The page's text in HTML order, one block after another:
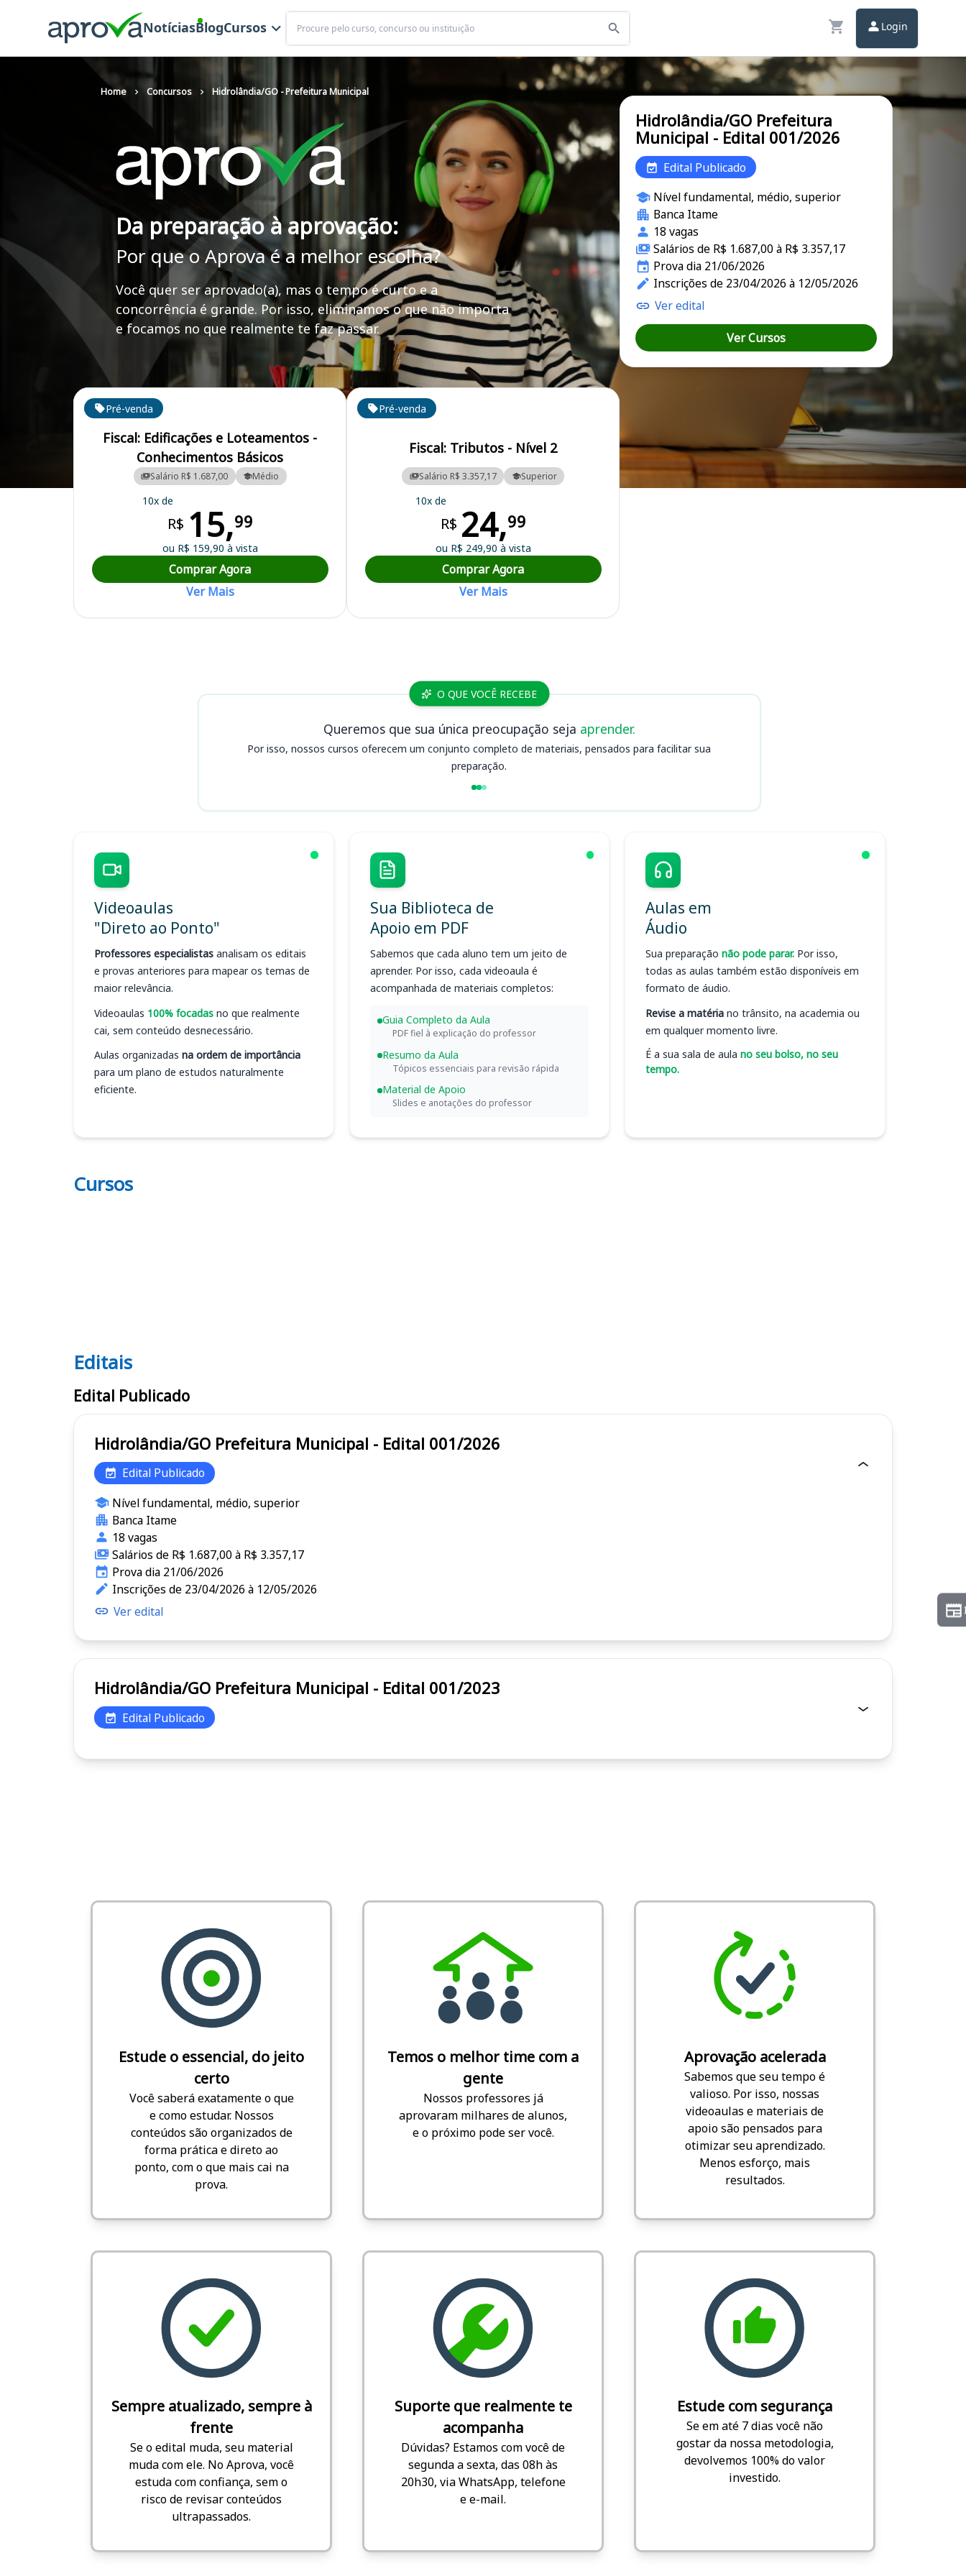
NotíciasBlogCursos
Buscar
Login
Home Concursos Hidrolândia/GO - Prefeitura Municipal
Da preparação à aprovação:
Por que o Aprova é a melhor escolha?
Você quer ser aprovado(a), mas o tempo é curto e a
concorrência é grande. Por isso, eliminamos o que não importa
e focamos no que realmente te faz passar.
Curso Preparatório para o Concurso Hidrolândia/GO - Prefeitura Municipal
Cursos em destaque para passar no concurso
Pré-venda
Fiscal: Edificações e Loteamentos -
Conhecimentos Básicos
Salário R$ 1.687,00 Médio
10x de
R$ 15,99
ou R$ 159,90 à vista
Comprar Agora
Ver Mais
Pré-venda
Fiscal: Tributos - Nível 2
Salário R$ 3.357,17 Superior
10x de
R$ 24,99
ou R$ 249,90 à vista
Comprar Agora
Ver Mais
Hidrolândia/GO Prefeitura
Municipal - Edital 001/2026
Edital Publicado
Nível fundamental, médio, superior
Banca Itame
18 vagas
Salários de R$ 1.687,00 à R$ 3.357,17
Prova dia 21/06/2026
Inscrições de 23/04/2026 à 12/05/2026
Ver edital
Ver Cursos
O QUE VOCÊ RECEBE
Queremos que sua única preocupação seja aprender.
Por isso, nossos cursos oferecem um conjunto completo de materiais, pensados para facilitar sua
preparação.
Videoaulas
"Direto ao Ponto"
Professores especialistas analisam os editais
e provas anteriores para mapear os temas de
maior relevância.
Videoaulas 100% focadas no que realmente
cai, sem conteúdo desnecessário.
Aulas organizadas na ordem de importância
para um plano de estudos naturalmente
eficiente.
Sua Biblioteca de
Apoio em PDF
Sabemos que cada aluno tem um jeito de
aprender. Por isso, cada videoaula é
acompanhada de materiais completos:
Guia Completo da Aula
PDF fiel à explicação do professor
Resumo da Aula
Tópicos essenciais para revisão rápida
Material de Apoio
Slides e anotações do professor
Aulas em
Áudio
Sua preparação não pode parar. Por isso,
todas as aulas também estão disponíveis em
formato de áudio.
Revise a matéria no trânsito, na academia ou
em qualquer momento livre.
É a sua sala de aula no seu bolso, no seu
tempo.
Cursos
Editais
Editais
Edital Publicado
Hidrolândia/GO Prefeitura Municipal - Edital 001/2026
Edital Publicado
Nível fundamental, médio, superior
Banca Itame
18 vagas
Salários de R$ 1.687,00 à R$ 3.357,17
Prova dia 21/06/2026
Inscrições de 23/04/2026 à 12/05/2026
Ver edital
Hidrolândia/GO Prefeitura Municipal - Edital 001/2023
Edital Publicado
Estude o essencial, do jeito
certo
Você saberá exatamente o que
e como estudar. Nossos
conteúdos são organizados de
forma prática e direto ao
ponto, com o que mais cai na
prova.
Temos o melhor time com a
gente
Nossos professores já
aprovaram milhares de alunos,
e o próximo pode ser você.
Aprovação acelerada
Sabemos que seu tempo é
valioso. Por isso, nossas
videoaulas e materiais de
apoio são pensados para
otimizar seu aprendizado.
Menos esforço, mais
resultados.
Sempre atualizado, sempre à
frente
Se o edital muda, seu material
muda com ele. No Aprova, você
estuda com confiança, sem o
risco de revisar conteúdos
ultrapassados.
Suporte que realmente te
acompanha
Dúvidas? Estamos com você de
segunda a sexta, das 08h às
20h30, via WhatsApp, telefone
e e-mail.
Estude com segurança
Se em até 7 dias você não
gostar da nossa metodologia,
devolvemos 100% do valor
investido.